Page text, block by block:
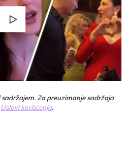
Play
Video
Za preuzimanje sadržaja
Uslovi korišćenja.